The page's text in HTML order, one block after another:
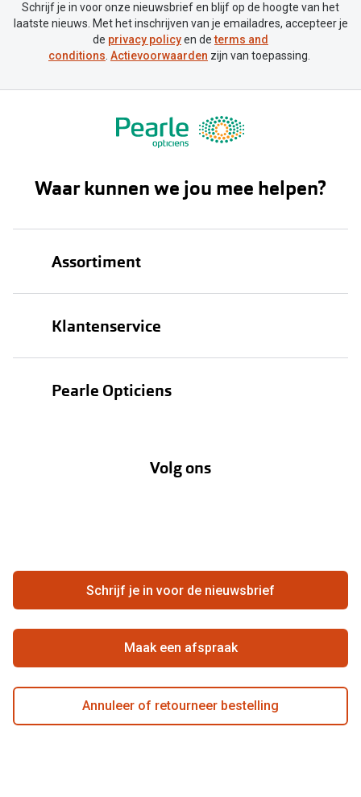
Schrijf je in voor onze nieuwsbrief en blijf op de hoogte van het
laatste nieuws. Met het inschrijven van je emailadres, accepteer je
de privacy policyen determs and
conditions. Actievoorwaarden zijn van toepassing.
Waar kunnen we jou mee helpen?
Assortiment
Klantenservice
Verzending
Hier de overeenkomst ontbinden
Zorgvergoeding
Pearle Opticiens
Ondernemen bij Pearle
Beste winkelketen
Actievoorwaarden
Volg ons
Schrijf je in voor de nieuwsbrief
Maak een afspraak
Annuleer of retourneer bestelling